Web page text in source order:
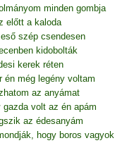
minden gombja
előtt a kaloda
szép csendesen
kidobolták
kerek réten
én még legény voltam
az anyámat
gazda volt az én apám
az édesanyám
hogy boros vagyok